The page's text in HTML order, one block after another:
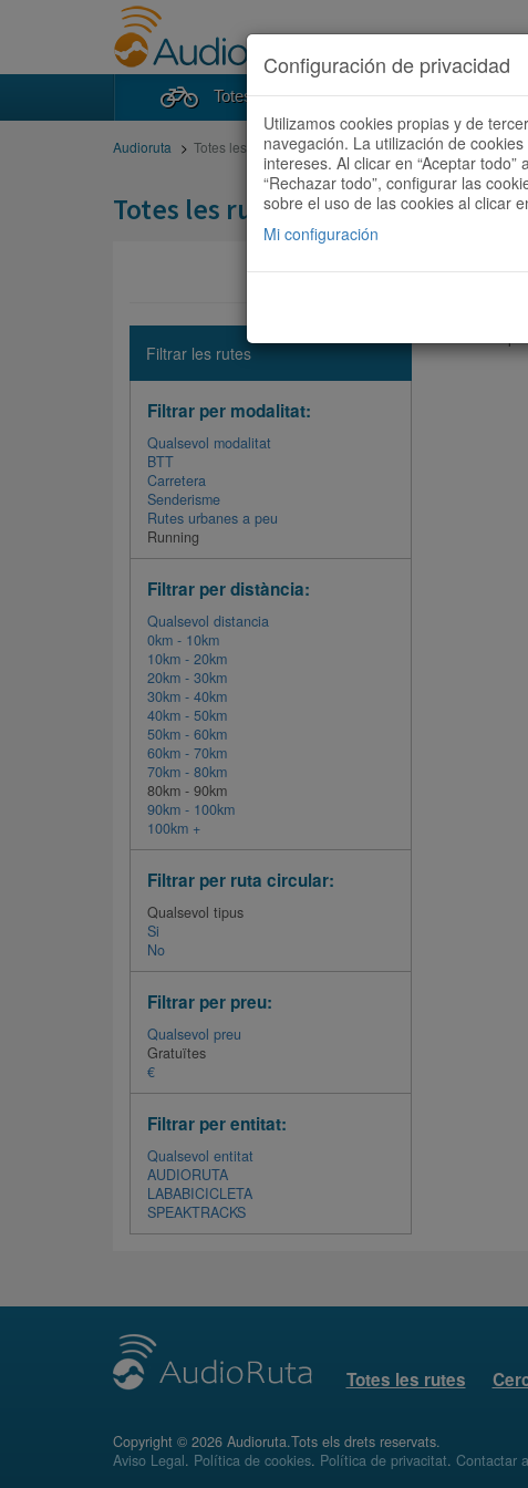
Totes les rutes Cercador
Audioruta Totes les rutes
Totes les rutes
Filtrar les rutes
Filtrar per modalitat:
Qualsevol modalitat
BTT
Carretera
Senderisme
Rutes urbanes a peu
Running
Filtrar per distància:
Qualsevol distancia
0km - 10km
10km - 20km
20km - 30km
30km - 40km
40km - 50km
50km - 60km
60km - 70km
70km - 80km
80km - 90km
90km - 100km
100km +
Filtrar per ruta circular:
Qualsevol tipus
Si
No
Filtrar per preu:
Qualsevol preu
Gratuïtes
€
Filtrar per entitat:
Qualsevol entitat
AUDIORUTA
LABABICICLETA
SPEAKTRACKS
Totes les rutes
Copyright © 2026 Audioruta.Tots els drets reservats.
Aviso Legal. Política de cookies. Política de privacitat. Contactar
Configuración de privacidad
Utilizamos cookies propias y de
navegación. La utilización de
intereses. Al clicar en “Aceptar
“Rechazar todo”, configurar las
sobre el uso de las cookies al clicar
Mi configuración